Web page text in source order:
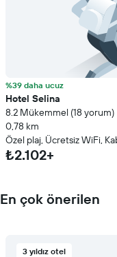
%39 daha ucuz
Hotel Selina
8.2 Mükemmel (18 yorum)
0,78 km
Özel plaj, Ücretsiz WiFi,
₺2.102+
En çok önerilen
3 yıldız otel